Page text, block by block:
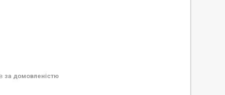
за домовленістю